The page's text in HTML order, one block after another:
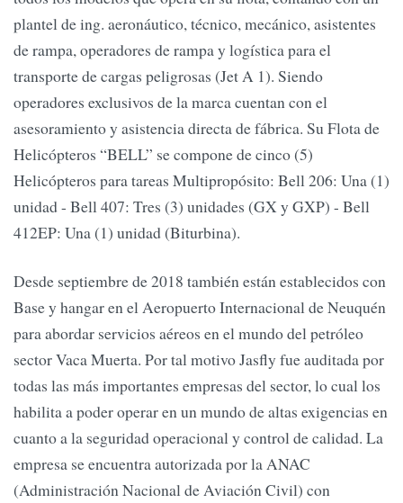
plantel de ing. aeronáutico, técnico, mecánico, asistentes
de rampa, operadores de rampa y logística para el
transporte de cargas peligrosas (Jet A 1). Siendo
operadores exclusivos de la marca cuentan con el
asesoramiento y asistencia directa de fábrica. Su Flota de
Helicópteros “BELL” se compone de cinco (5)
Helicópteros para tareas Multipropósito: Bell 206: Una (1)
unidad - Bell 407: Tres (3) unidades (GX y GXP) - Bell
412EP: Una (1) unidad (Biturbina).
Desde septiembre de 2018 también están establecidos con
Base y hangar en el Aeropuerto Internacional de Neuquén
para abordar servicios aéreos en el mundo del petróleo
sector Vaca Muerta. Por tal motivo Jasfly fue auditada por
todas las más importantes empresas del sector, lo cual los
habilita a poder operar en un mundo de altas exigencias en
cuanto a la seguridad operacional y control de calidad. La
empresa se encuentra autorizada por la ANAC
(Administración Nacional de Aviación Civil) con